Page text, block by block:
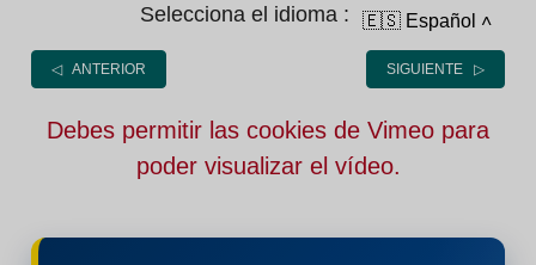
Selecciona el idioma : 🇪🇸 Español ˄
◁ ANTERIOR SIGUIENTE ▷
Debes permitir las cookies de Vimeo para
poder visualizar el vídeo.